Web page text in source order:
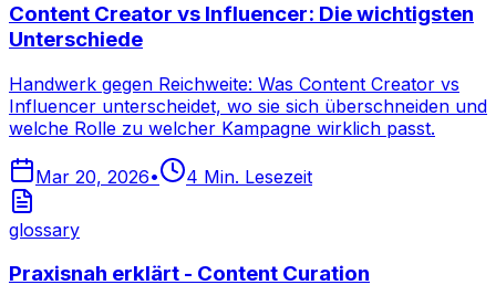
Content Creator vs Influencer: Die wichtigsten
Unterschiede
Handwerk gegen Reichweite: Was Content Creator vs
Influencer unterscheidet, wo sie sich überschneiden und
welche Rolle zu welcher Kampagne wirklich passt.
Mar 20, 2026• 4 Min. Lesezeit
glossary
Praxisnah erklärt - Content Curation